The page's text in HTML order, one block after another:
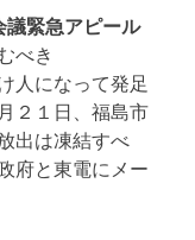
緊急アピール
べき
人になって発足
２１日、福島市
出は凍結すべ
府と東電にメー